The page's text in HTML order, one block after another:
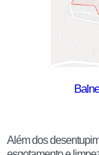
Além dos